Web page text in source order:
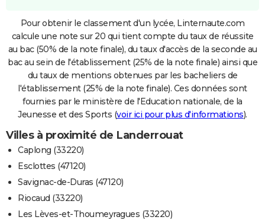
Pour obtenir le classement d'un lycée, Linternaute.com
calcule une note sur 20 qui tient compte du taux de réussite
au bac (50% de la note finale), du taux d'accès de la seconde au
bac au sein de l'établissement (25% de la note finale) ainsi que
du taux de mentions obtenues par les bacheliers de
l'établissement (25% de la note finale). Ces données sont
fournies par le ministère de l'Education nationale, de la
Jeunesse et des Sports (voir ici pour plus d'informations).
Villes à proximité de Landerrouat
Caplong (33220)
Esclottes (47120)
Savignac-de-Duras (47120)
Riocaud (33220)
Les Lèves-et-Thoumeyragues (33220)